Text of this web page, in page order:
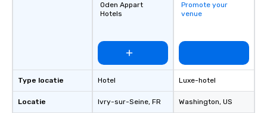
Type locatie
Locatie
Oden Appart
Hotels
Hotel
Ivry-sur-Seine, FR
Promote your
venue
Luxe-hotel
Washington, US